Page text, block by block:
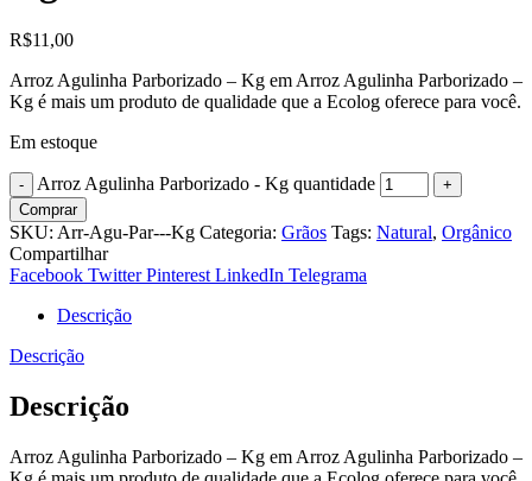
R$11,00
Arroz Agulinha Parborizado – Kg em Arroz Agulinha Parborizado –
Kg é mais um produto de qualidade que a Ecolog oferece para você.
Em estoque
Arroz Agulinha Parborizado - Kg quantidade
Comprar
SKU: Arr-Agu-Par---Kg Categoria: Grãos Tags: Natural, Orgânico
Compartilhar
Facebook Twitter Pinterest LinkedIn Telegrama
Descrição
Descrição
Descrição
Arroz Agulinha Parborizado – Kg em Arroz Agulinha Parborizado –